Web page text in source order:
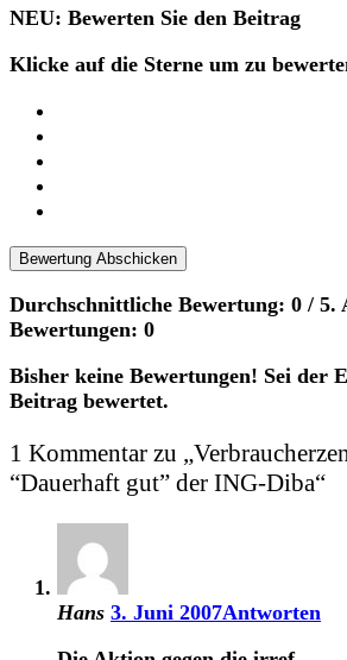
NEU: Bewerten Sie den Beitrag
Klicke auf die Sterne um zu
Bewertung Abschicken
Durchschnittliche Bewertung: 0 / 5.
Bewertungen: 0
Bisher keine Bewertungen! Sei der
Beitrag bewertet.
1 Kommentar zu „
“Dauerhaft gut” der ING-Diba“
Hans 3. Juni 2007Antworten